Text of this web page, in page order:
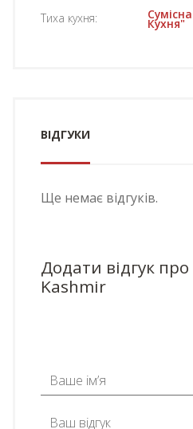
Тиха кухня:
Кухня"
ВІДГУКИ
Ще немає відгуків.
Додати відгук
Kashmir